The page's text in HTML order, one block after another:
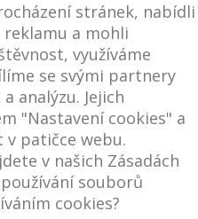
stránek, nabídli
a mohli
využíváme
se svými partnery
analýzu. Jejich
"Nastavení cookies" a
v patičce webu.
v našich Zásadách
souborů
cookies?